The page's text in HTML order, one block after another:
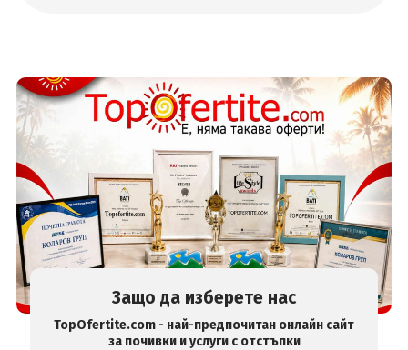
Защо да изберете нас
TopOfertite.com - най-предпочитан онлайн сайт
за почивки и услуги с отстъпки